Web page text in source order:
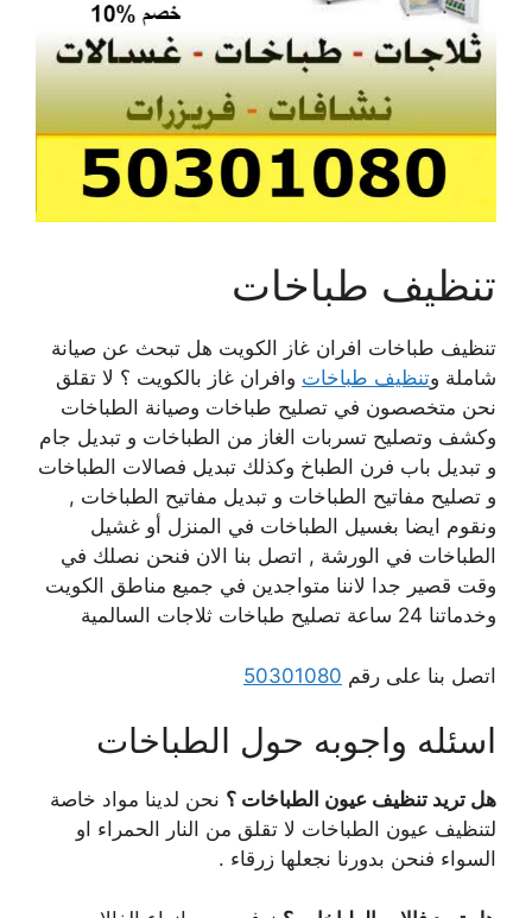
تنظيف طباخات
تنظيف طباخات افران غاز الكويت هل تبحث عن صيانة
شاملة وتنظيف طباخات وافران غاز بالكويت ؟ لا تقلق
نحن متخصصون في تصليح طباخات وصيانة الطباخات
وكشف وتصليح تسربات الغاز من الطباخات و تبديل جام
و تبديل باب فرن الطباخ وكذلك تبديل فصالات الطباخات
و تصليح مفاتيح الطباخات و تبديل مفاتيح الطباخات ,
ونقوم ايضا بغسيل الطباخات في المنزل أو غشيل
الطباخات في الورشة , اتصل بنا الان فنحن نصلك في
وقت قصير جدا لاننا متواجدين في جميع مناطق الكويت
وخدماتنا 24 ساعة تصليح طباخات ثلاجات السالمية
اتصل بنا على رقم 50301080
اسئله واجوبه حول الطباخات
هل تريد تنظيف عيون الطباخات ؟ نحن لدينا مواد خاصة
لتنظيف عيون الطباخات لا تقلق من النار الحمراء او
السواء فنحن بدورنا نجعلها زرقاء .